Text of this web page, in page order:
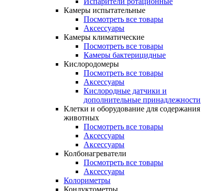
Камеры испытательные
Посмотреть все товары
Аксессуары
Камеры климатические
Посмотреть все товары
Камеры бактерицидные
Кислородомеры
Посмотреть все товары
Аксессуары
Кислородные датчики и
дополнительные принадлежности
Клетки и оборудование для содержания
животных
Посмотреть все товары
Аксессуары
Аксессуары
Колбонагреватели
Посмотреть все товары
Аксессуары
Колориметры
Кондуктометры